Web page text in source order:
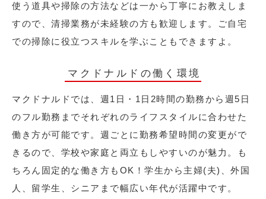
使う道具や掃除の方法などは一から丁寧にお教えしま
すので、清掃業務が未経験の方も歓迎します。ご自宅
での掃除に役立つスキルを学ぶこともできますよ。
マクドナルドの働く環境
マクドナルドでは、週1日・1日2時間の勤務から週5日
のフル勤務までそれぞれのライフスタイルに合わせた
働き方が可能です。週ごとに勤務希望時間の変更がで
きるので、学校や家庭と両立もしやすいのが魅力。も
ちろん固定的な働き方もOK！学生から主婦(夫)、外国
人、留学生、シニアまで幅広い年代が活躍中です。